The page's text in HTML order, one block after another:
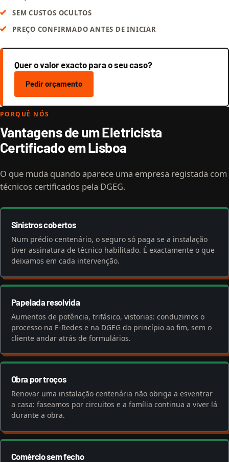
SEM CUSTOS OCULTOS
PREÇO CONFIRMADO ANTES DE INICIAR
Quer o valor exacto para o seu caso?
Pedir orçamento
PORQUÊ NÓS
Vantagens de um Eletricista
Certificado em Lisboa
O que muda quando aparece uma empresa registada com
técnicos certificados pela DGEG.
Sinistros cobertos
Num prédio centenário, o seguro só paga se a instalação
tiver assinatura de técnico habilitado. É exactamente o que
deixamos em cada intervenção.
Papelada resolvida
Aumentos de potência, trifásico, vistorias: conduzimos o
processo na E-Redes e na DGEG do princípio ao fim, sem o
cliente andar atrás de formulários.
Obra por troços
Renovar uma instalação centenária não obriga a esventrar
a casa: faseamos por circuitos e a família continua a viver lá
durante a obra.
Comércio sem fecho